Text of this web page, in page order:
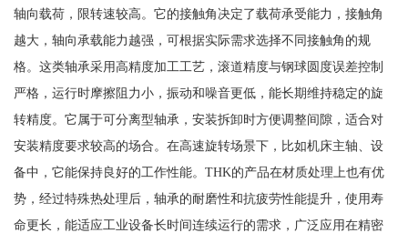
轴向载荷，限转速较高。它的接触角决定了载荷承受能力，接触角
越大，轴向承载能力越强，可根据实际需求选择不同接触角的规
格。这类轴承采用高精度加工工艺，滚道精度与钢球圆度误差控制
严格，运行时摩擦阻力小，振动和噪音更低，能长期维持稳定的旋
转精度。它属于可分离型轴承，安装拆卸时方便调整间隙，适合对
安装精度要求较高的场合。在高速旋转场景下，比如机床主轴、设
备中，它能保持良好的工作性能。THK的产品在材质处理上也有优
势，经过特殊热处理后，轴承的耐磨性和抗疲劳性能提升，使用寿
命更长，能适应工业设备长时间连续运行的需求，广泛应用在精密